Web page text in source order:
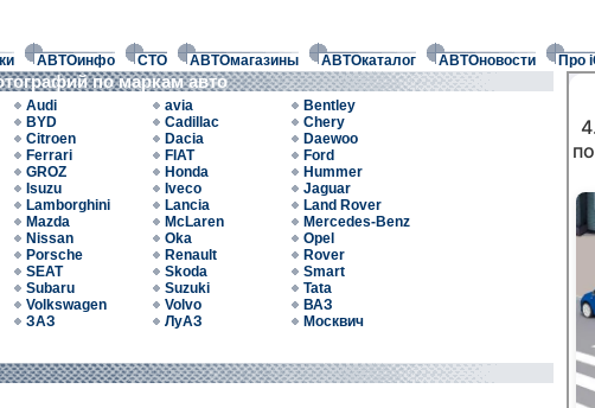
АВТОинфо СТО АВТОмагазины АВТОкаталог АВТОновости Про
по маркам авто
Audi avia
Bentley
BYD Cadillac
Chery
Citroen Dacia
Daewoo
Ferrari FIAT
Ford
GROZ Honda
Hummer
Isuzu Iveco
Jaguar
Lamborghini Lancia
Land Rover
Mazda McLaren
Mercedes-Benz
Nissan Oka
Opel
Porsche Renault
Rover
SEAT Skoda
Smart
Subaru Suzuki
Tata
Volkswagen Volvo
ВАЗ
ЗАЗ ЛуАЗ
Москвич